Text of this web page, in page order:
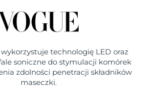
wykorzystuje technologię LED oraz
soniczne do stymulacji komórek
zdolności penetracji składników
maseczki.